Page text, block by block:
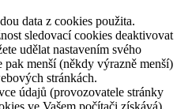
data z cookies použita.
sledovací cookies deaktivovat
udělat nastavením svého
menší (někdy výrazně menší)
stránkách.
údajů (provozovatele stránky
ve Vašem počítači získává),